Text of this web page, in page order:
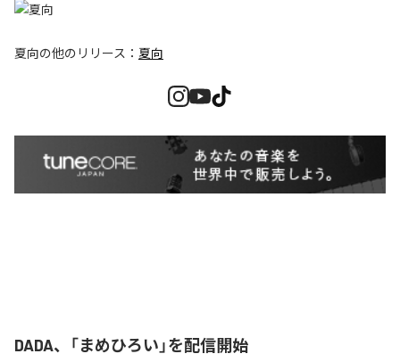
夏向の他のリリース： 夏向
DADA、「まめひろい」を配信開始